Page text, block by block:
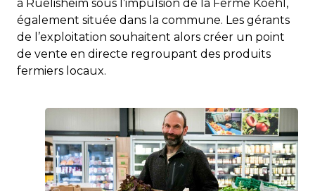
à Ruelisheim sous l’impulsion de la Ferme Koehl,
également située dans la commune. Les gérants
de l’exploitation souhaitent alors créer un point
de vente en directe regroupant des produits
fermiers locaux.